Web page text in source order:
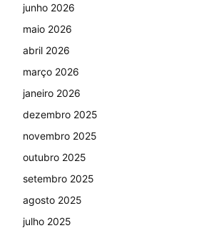
junho 2026
maio 2026
abril 2026
março 2026
janeiro 2026
dezembro 2025
novembro 2025
outubro 2025
setembro 2025
agosto 2025
julho 2025